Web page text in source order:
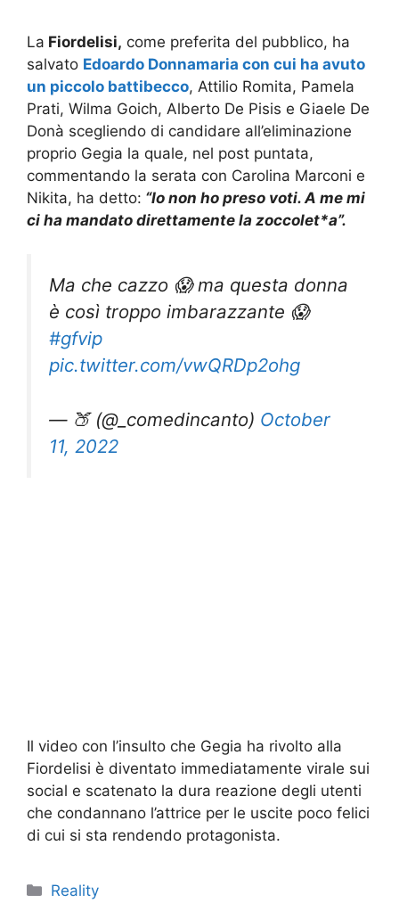
La Fiordelisi, come preferita del pubblico, ha
salvato Edoardo Donnamaria con cui ha avuto
un piccolo battibecco, Attilio Romita, Pamela
Prati, Wilma Goich, Alberto De Pisis e Giaele De
Donà scegliendo di candidare all’eliminazione
proprio Gegia la quale, nel post puntata,
commentando la serata con Carolina Marconi e
Nikita, ha detto: “Io non ho preso voti. A me mi
ci ha mandato direttamente la zoccolet*a”.
Ma che cazzo 😱 ma questa donna
è così troppo imbarazzante 😱
#gfvip
pic.twitter.com/vwQRDp2ohg
— 🍑 (@_comedincanto) October
11, 2022
Il video con l’insulto che Gegia ha rivolto alla
Fiordelisi è diventato immediatamente virale sui
social e scatenato la dura reazione degli utenti
che condannano l’attrice per le uscite poco felici
di cui si sta rendendo protagonista.
Categorie
Reality